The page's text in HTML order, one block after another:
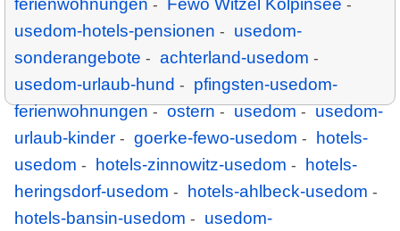
ferienwohnungen - Fewo Witzel Kölpinsee -
usedom-hotels-pensionen - usedom-
sonderangebote - achterland-usedom -
usedom-urlaub-hund - pfingsten-usedom-
ferienwohnungen - ostern - usedom - usedom-
urlaub-kinder - goerke-fewo-usedom -
hotels-
usedom - hotels-zinnowitz-usedom -
hotels-
heringsdorf-usedom - hotels-ahlbeck-usedom -
hotels-bansin-usedom - usedom-